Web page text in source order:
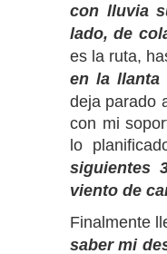
con lluvia
lado, de
es la ruta,
en la llanta
deja parado
con mi
lo
siguientes
viento de
Finalmente
saber mi